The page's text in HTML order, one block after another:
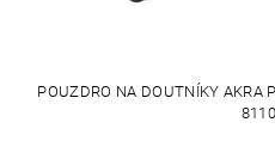
POUZDRO NA DOUTNÍKY AKRA